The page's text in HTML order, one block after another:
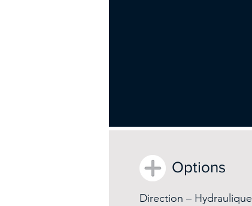
Options
Direction – Hydraulique